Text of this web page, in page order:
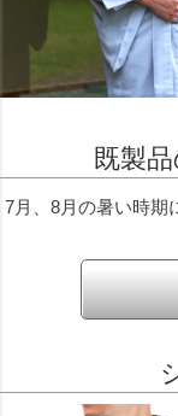
既製
7月、8月の暑い時期